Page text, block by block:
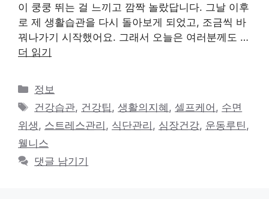
이 쿵쿵 뛰는 걸 느끼고 깜짝 놀랐답니다. 그날 이후
로 제 생활습관을 다시 돌아보게 되었고, 조금씩 바
꿔나가기 시작했어요. 그래서 오늘은 여러분께도 …
더 읽기
카
테
리
정보
태
그
건강습관, 건강팁 ,생활의지혜 ,셀프케어 , 수면
위생 , 스트레스관리 , 식단관리 , 심장건강, 운동루틴 ,
웰니스
댓글 남기기